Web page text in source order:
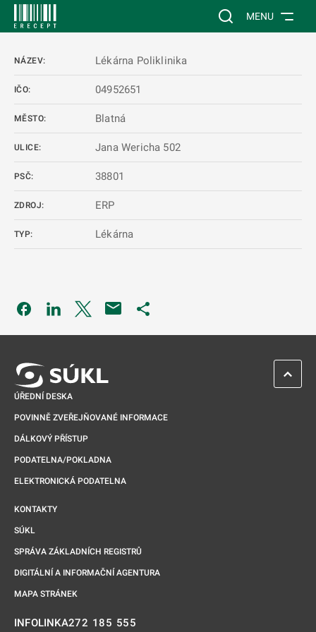
Vyhledávání na
MENU
NÁZEV: Lékárna Poliklinika
IČO: 04952651
MĚSTO: Blatná
ULICE: Jana Wericha 502
PSČ: 38801
ZDROJ: ERP
TYP: Lékárna
Odkaz se otevře na nové kartě
Odkaz se otevře na nové kartě
Odkaz se otevře na nové kartě
ÚŘEDNÍ DESKA
POVINNĚ ZVEŘEJŇOVANÉ INFORMACE
DÁLKOVÝ PŘÍSTUP
PODATELNA/POKLADNA
ELEKTRONICKÁ PODATELNA
KONTAKTY
SÚKL
SPRÁVA ZÁKLADNÍCH REGISTRŮ
DIGITÁLNÍ A INFORMAČNÍ AGENTURA
MAPA STRÁNEK
INFOLINKA272 185 555
ZPĚT